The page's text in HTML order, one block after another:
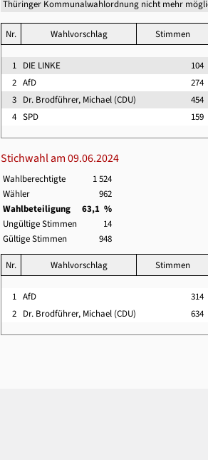
Thüringer Kommunalwahlordnung nicht mehr
Nr. Wahlvorschlag Stimmen
1 DIE LINKE
104
2 AfD
274
3 Dr. Brodführer, Michael (CDU)
454
4 SPD 159
Stichwahl am 09.06.2024
Wahlberechtigte
1 524
Wähler
962
Wahlbeteiligung
63,1 %
Ungültige Stimmen
14
Gültige Stimmen
948
Nr. Wahlvorschlag Stimmen
1 AfD
314
2 Dr. Brodführer, Michael (CDU) 634